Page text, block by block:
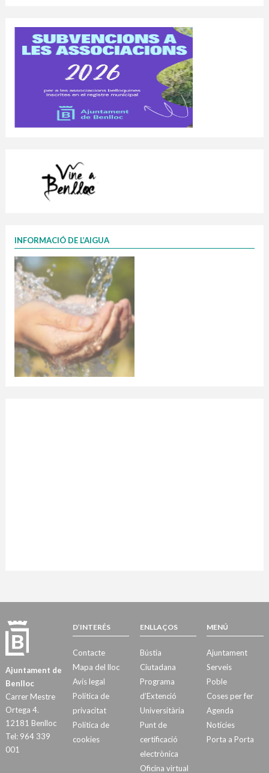
INFORMACIÓ DE L’AIGUA
Ajuntament de
Benlloc
Carrer Mestre
Ortega 4.
12181 Benlloc
Tel: 964 339
001
D’INTERÉS
Contacte
Mapa del lloc
Avís legal
Política de
privacitat
Política de
cookies
ENLLAÇOS
Bústia
Ciutadana
Programa
d’Extenció
Universitària
Punt de
certificació
electrònica
Oficina virtual
MENÚ
Ajuntament
Serveis
Poble
Coses per fer
Agenda
Notícies
Porta a Porta